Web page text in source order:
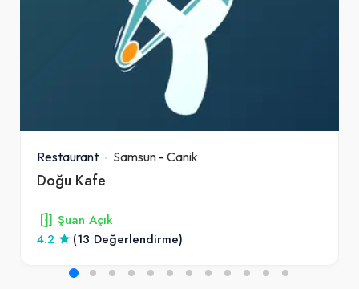
Restaurant Samsun - Canik
Doğu Kafe
Şuan Açık
4.2
(13 Değerlendirme)